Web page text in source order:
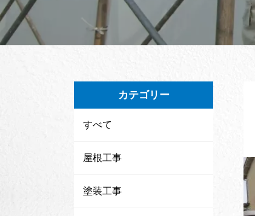
カテゴリー
すべて
屋根工事
塗装工事